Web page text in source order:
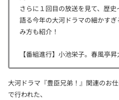
さらに１回目の放送を見て、歴
語る今年の大河ドラマの細かす
み方も紹介！
【番組進行】小池栄子。春風亭昇
大河ドラマ『豊臣兄弟！』関連のお仕
で行われた、